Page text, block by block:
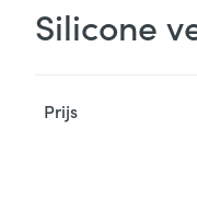
Silicone
Prijs